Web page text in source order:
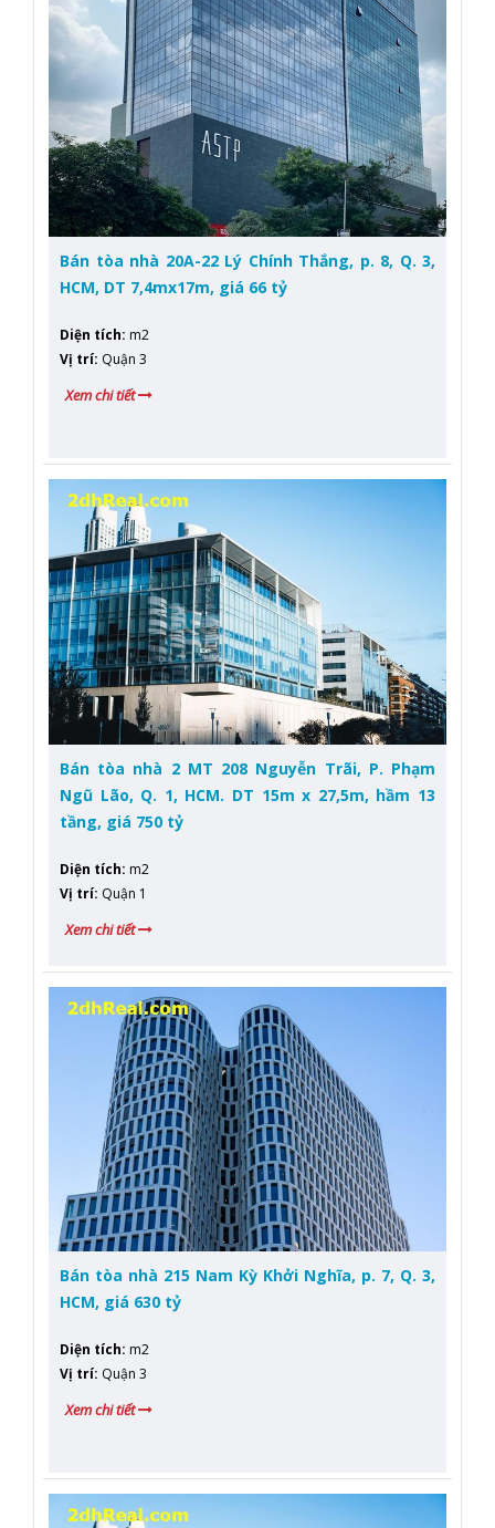
Bán tòa nhà 20A-22 Lý Chính Thắng, p. 8, Q. 3,
HCM, DT 7,4mx17m, giá 66 tỷ
Diện tích: m2
Vị trí: Quận 3
Xem chi tiết
Bán tòa nhà 2 MT 208 Nguyễn Trãi, P. Phạm
Ngũ Lão, Q. 1, HCM. DT 15m x 27,5m, hầm 13
tầng, giá 750 tỷ
Diện tích: m2
Vị trí: Quận 1
Xem chi tiết
Bán tòa nhà 215 Nam Kỳ Khởi Nghĩa, p. 7, Q. 3,
HCM, giá 630 tỷ
Diện tích: m2
Vị trí: Quận 3
Xem chi tiết